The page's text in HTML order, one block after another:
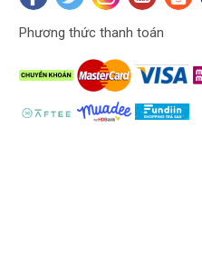
Phương thức thanh toán